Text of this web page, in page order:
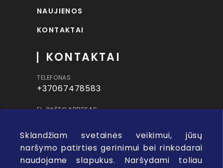
Sklandžiam svetainės veikimui, jūsų
naršymo patirties gerinimui bei rinkodarai
naudojame slapukus. Naršydami toliau
NAUJIENOS
KONTAKTAI
KONTAKTAI
TELEFONAS
+37067478583
EL. PAŠTO ADRESAS
Visorių g. 8, Vilnius